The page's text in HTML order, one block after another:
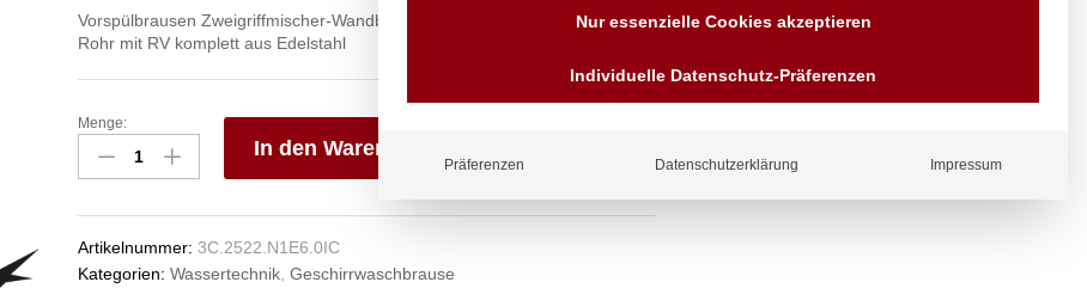
Vorspülbrausen Zweigriffmischer-Wandbatterie 1/2″ mit Auslaufventil am
Rohr mit RV komplett aus Edelstahl
topfix
Teeküchenbrause
1/2"
Menge:
In den Warenkorb
Artikelnummer: 3C.2522.N1E6.0IC
Kategorien: Wassertechnik, Geschirrwaschbrause
Wir sind seit über 40 Jahren
für Sie da
Vorrauskasse Paypal,
Kreditkarte, Direkt
Nur essenzielle Cookies akzeptieren
Individuelle Datenschutz-Präferenzen
Präferenzen Datenschutzerklärung Impressum